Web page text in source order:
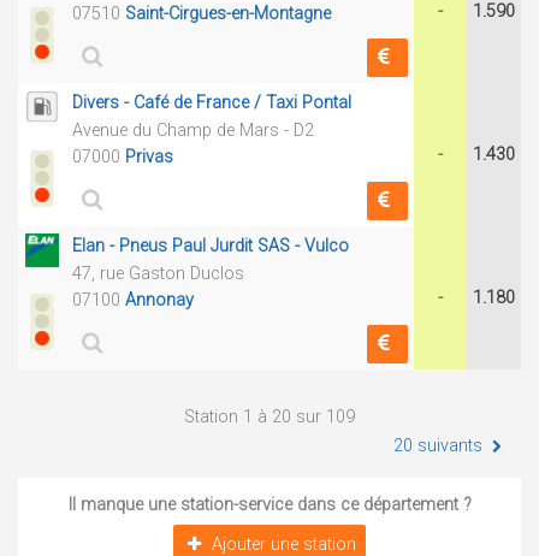
07510 Saint-Cirgues-en-Montagne - 1.590
Divers - Café de France / Taxi Pontal
Avenue du Champ de Mars - D2
07000 Privas - 1.430
Elan - Pneus Paul Jurdit SAS - Vulco
47, rue Gaston Duclos
07100 Annonay - 1.180
Station 1 à 20 sur 109
20 suivants
Il manque une station-service dans ce département ?
Ajouter une station